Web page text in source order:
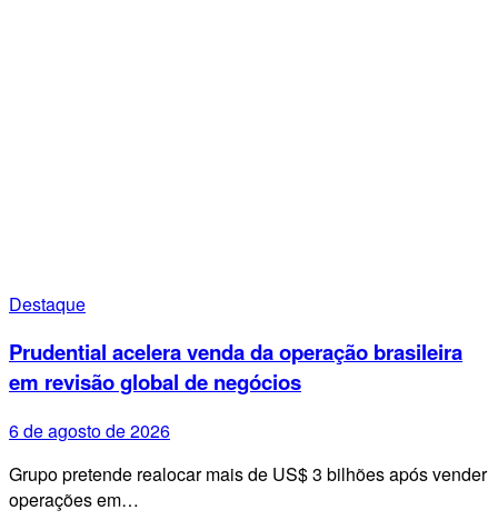
Destaque
Prudential acelera venda da operação brasileira
em revisão global de negócios
6 de agosto de 2026
Grupo pretende realocar mais de US$ 3 bilhões após vender
operações em…